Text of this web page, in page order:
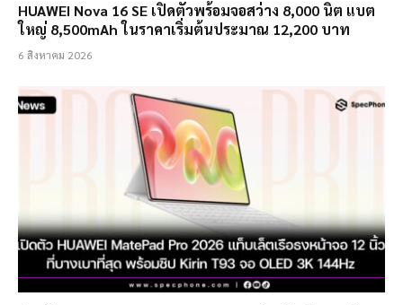
HUAWEI Nova 16 SE เปิดตัวพร้อมจอสว่าง 8,000 นิต แบต
ใหญ่ 8,500mAh ในราคาเริ่มต้นประมาณ 12,200 บาท
6 สิงหาคม 2026